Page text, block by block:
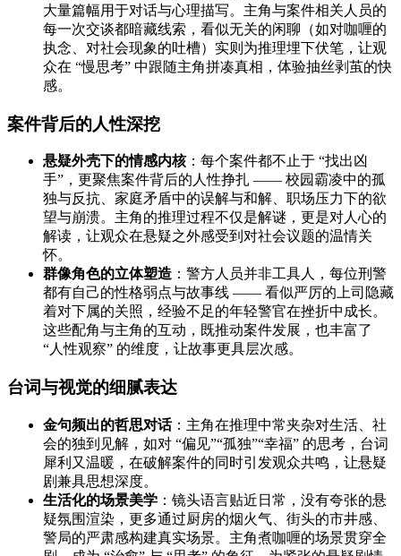
大量篇幅用于对话与心理描写。主角与案件相关人员的
每一次交谈都暗藏线索，看似无关的闲聊（如对咖喱的
执念、对社会现象的吐槽）实则为推理埋下伏笔，让观
众在 “慢思考” 中跟随主角拼凑真相，体验抽丝剥茧的快
感。
案件背后的人性深挖
悬疑外壳下的情感内核：每个案件都不止于 “找出凶
手”，更聚焦案件背后的人性挣扎 —— 校园霸凌中的孤
独与反抗、家庭矛盾中的误解与和解、职场压力下的欲
望与崩溃。主角的推理过程不仅是解谜，更是对人心的
解读，让观众在悬疑之外感受到对社会议题的温情关
怀。
群像角色的立体塑造 ：警方人员并非工具人，每位刑警
都有自己的性格弱点与故事线 —— 看似严厉的上司隐藏
着对下属的关照，经验不足的年轻警官在挫折中成长。
这些配角与主角的互动，既推动案件发展，也丰富了
“人性观察” 的维度，让故事更具层次感。
台词与视觉的细腻表达
金句频出的哲思对话：主角在推理中常夹杂对生活、社
会的独到见解，如对 “偏见”“孤独”“幸福” 的思考，台词
犀利又温暖，在破解案件的同时引发观众共鸣，让悬疑
剧兼具思想深度。
生活化的场景美学 ：镜头语言贴近日常，没有夸张的悬
疑氛围渲染，更多通过厨房的烟火气、街头的市井感、
警局的严肃感构建真实场景。主角煮咖喱的场景贯穿全